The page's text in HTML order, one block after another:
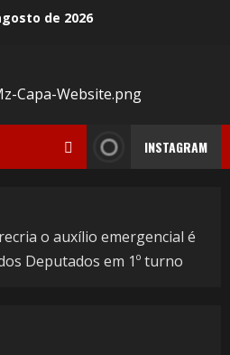
de 2026
INSTAGRAM
o auxílio emergencial é
Deputados em 1º turno